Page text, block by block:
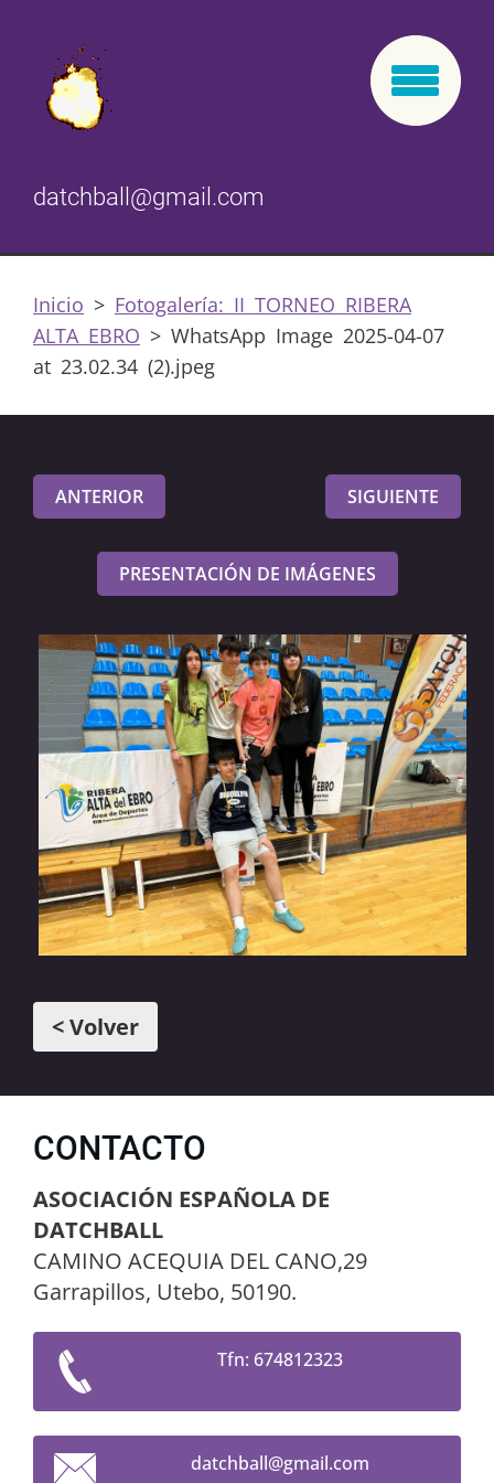
datchball@gmail.com
Inicio > Fotogalería: II TORNEO RIBERA
ALTA EBRO > WhatsApp Image 2025-04-07
at 23.02.34 (2).jpeg
ANTERIOR SIGUIENTE
PRESENTACIÓN DE IMÁGENES
< Volver
CONTACTO
ASOCIACIÓN ESPAÑOLA DE
DATCHBALL
CAMINO ACEQUIA DEL CANO,29
Garrapillos, Utebo, 50190.
Tfn: 674812323
datchball@gmail.com